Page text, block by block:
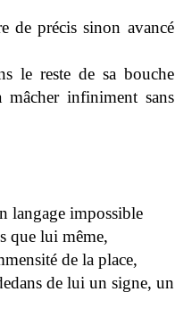
de précis sinon avancé
le reste de sa bouche
mâcher infiniment sans
langage impossible
que lui même,
de la place,
de lui un signe, un